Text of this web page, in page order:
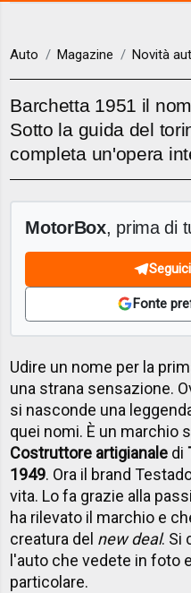
Auto Magazine Novità
Barchetta 1951 il
Sotto la guida del
completa un'opera
MotorBox, prima di
Fonte
Udire un nome per la
una strana sensazione.
si nasconde una
quei nomi. È un marchio
Costruttore artigianale di
1949. Ora il brand
vita. Lo fa grazie alla
ha rilevato il marchio e
creatura del new deal. Si
l'auto che vedete in foto
particolare.